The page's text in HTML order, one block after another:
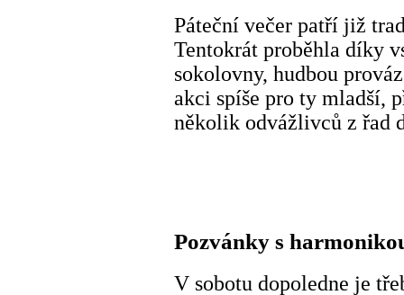
Páteční večer patří již
Tentokrát proběhla díky
sokolovny, hudbou
akci spíše pro ty mladší,
několik odvážlivců z řad
Pozvánky s
V sobotu dopoledne je